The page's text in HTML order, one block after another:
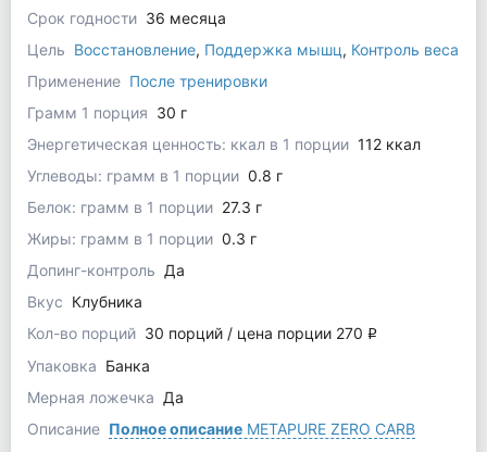
Срок годности 36 месяца
Цель Восстановление, Поддержка мышц, Контроль веса
Применение После тренировки
Грамм 1 порция 30 г
Энергетическая ценность: ккал в 1 порции 112 ккал
Углеводы: грамм в 1 порции 0.8 г
Белок: грамм в 1 порции 27.3 г
Жиры: грамм в 1 порции 0.3 г
Допинг-контроль Да
Вкус Клубника
Кол-во порций 30 порций / цена порции 270 q
Упаковка Банка
Мерная ложечка Да
Описание Полное описаниеMETAPURE ZERO CARB